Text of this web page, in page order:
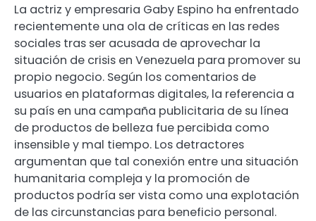
La actriz y empresaria Gaby Espino ha enfrentado
recientemente una ola de críticas en las redes
sociales tras ser acusada de aprovechar la
situación de crisis en Venezuela para promover su
propio negocio. Según los comentarios de
usuarios en plataformas digitales, la referencia a
su país en una campaña publicitaria de su línea
de productos de belleza fue percibida como
insensible y mal tiempo. Los detractores
argumentan que tal conexión entre una situación
humanitaria compleja y la promoción de
productos podría ser vista como una explotación
de las circunstancias para beneficio personal.